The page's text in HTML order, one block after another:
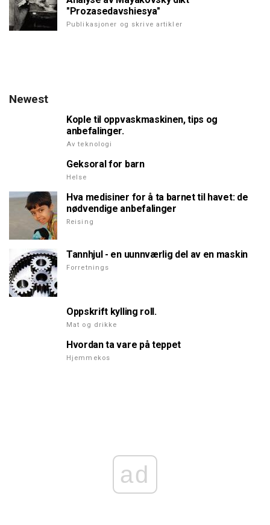
"Prozasedavshiesya"
Publikasjoner og skrive artikler
Newest
Kople til oppvaskmaskinen, tips og
anbefalinger.
Av teknologi
Geksoral for barn
Helse
Hva medisiner for å ta barnet til havet: de
nødvendige anbefalinger
Reising
Tannhjul - en uunnværlig del av en maskin
Forretnings
Oppskrift kylling roll.
Mat og drikke
Hvordan ta vare på teppet
Hjemmekos
ad